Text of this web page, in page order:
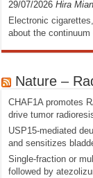
29/07/2026 Hira Mian
Electronic
about the continuum
Nature –
CHAF1A promotes
drive tumor
USP15-mediated
and sensitizes
Single-fraction or
followed by